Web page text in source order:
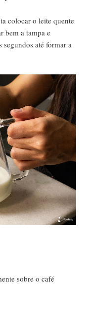
colocar o leite quente
bem a tampa e
até formar a
sobre o café